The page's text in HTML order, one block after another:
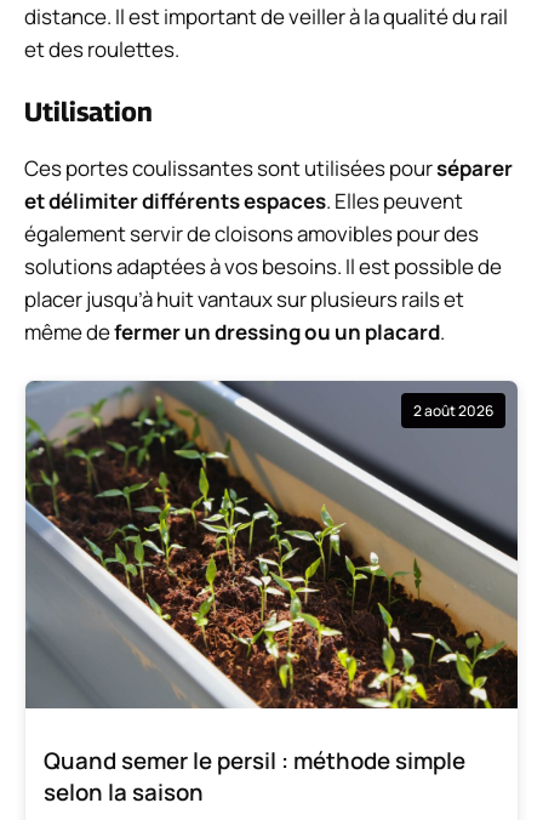
distance. Il est important de veiller à la qualité du rail
et des roulettes.
Utilisation
Ces portes coulissantes sont utilisées pourséparer
et délimiter différents espaces. Elles peuvent
également servir de cloisons amovibles pour des
solutions adaptées à vos besoins. Il est possible de
placer jusqu’à huit vantaux sur plusieurs rails et
même defermer un dressing ou un placard.
2 août 2026
Quand semer le persil : méthode simple
selon la saison